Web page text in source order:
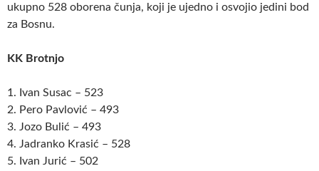
ukupno 528 oborena čunja, koji je ujedno i osvojio jedini bod
za Bosnu.
KK Brotnjo
1. Ivan Susac – 523
2. Pero Pavlović – 493
3. Jozo Bulić – 493
4. Jadranko Krasić – 528
5. Ivan Jurić – 502